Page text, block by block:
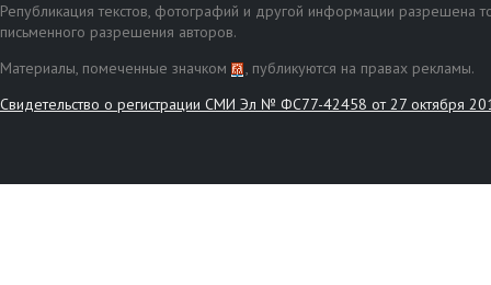
Републикация текстов, фотографий и другой информации разрешена
письменного разрешения авторов.
Материалы, помеченные значком
, публикуются на правах рекламы.
Свидетельство о регистрации СМИ Эл № ФС77-42458 от 27 октября